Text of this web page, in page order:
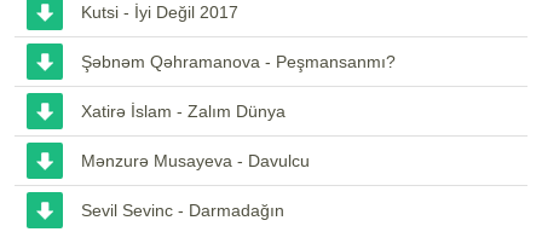
Kutsi - İyi Değil 2017
Şəbnəm Qəhramanova - Peşmansanmı?
Xatirə İslam - Zalım Dünya
Mənzurə Musayeva - Davulcu
Sevil Sevinc - Darmadağın